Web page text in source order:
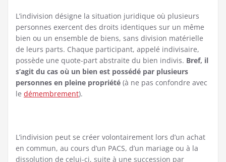
L’indivision désigne la situation juridique où plusieurs
personnes exercent des droits identiques sur un même
bien ou un ensemble de biens, sans division matérielle
de leurs parts. Chaque participant, appelé indivisaire,
possède une quote-part abstraite du bien indivis. Bref, il
s’agit du cas où un bien est possédé par plusieurs
personnes en pleine propriété (à ne pas confondre avec
le démembrement).
L’indivision peut se créer volontairement lors d’un achat
en commun, au cours d’un PACS, d’un mariage ou à la
dissolution de celui-ci, suite à une succession par